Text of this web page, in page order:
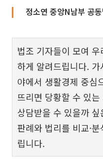
정소연 중앙N남부 공
법조 기자들이 모여
하게 알려드립니다.
야에서 생활경제 중심
뜨리면 당황할 수 있
상담받을 수 있을까
판례와 법리를 비교·
립니다.